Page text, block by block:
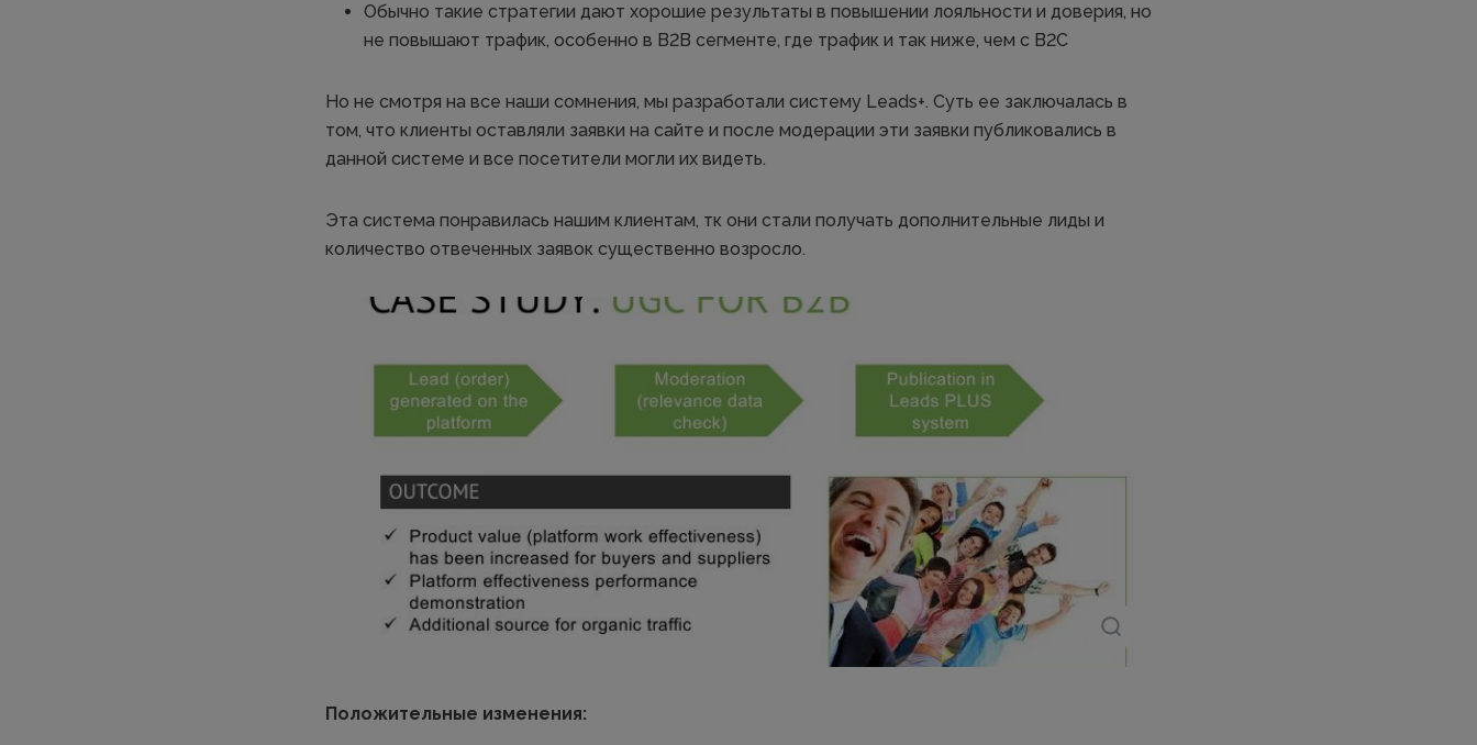
Обычно такие стратегии дают хорошие результаты в повышении лояльности и доверия, но
не повышают трафик, особенно в B2B сегменте, где трафик и так ниже, чем с B2С
Но не смотря на все наши сомнения, мы разработали систему Leads+. Суть ее заключалась в
том, что клиенты оставляли заявки на сайте и после модерации эти заявки публиковались в
данной системе и все посетители могли их видеть.
Эта система понравилась нашим клиентам, тк они стали получать дополнительные лиды и
количество отвеченных заявок существенно возросло.
Положительные изменения: